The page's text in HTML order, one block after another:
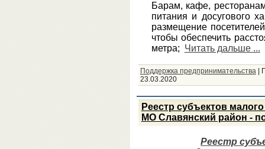
Барам, кафе,
питания и досугового
размещение
чтобы обеспечить
метра; Читать дальше ...
Поддержка предпринимательства|
23.03.2020
Реестр субъектов
МО Славянский район -
Реестр